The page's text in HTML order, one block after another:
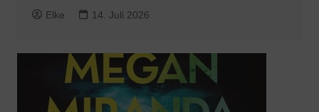
Elke 14. Juli 2026